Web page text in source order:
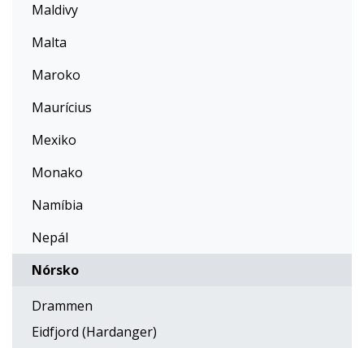
Maldivy
Malta
Maroko
Maurícius
Mexiko
Monako
Namíbia
Nepál
Nórsko
Drammen
Eidfjord (Hardanger)